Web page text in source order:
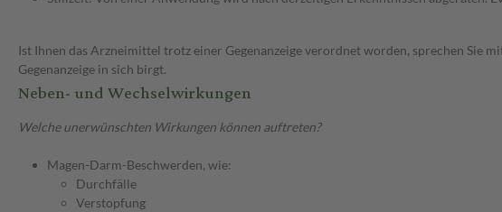
Ist Ihnen das Arzneimittel trotz einer Gegenanzeige verordnet worden, sprechen Sie
Gegenanzeige in sich birgt.
Neben- und Wechselwirkungen
Welche unerwünschten Wirkungen können auftreten?
Magen-Darm-Beschwerden, wie:
Durchfälle
Verstopfung